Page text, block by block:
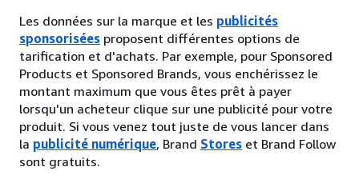
Les données sur la marque et les publicités
sponsorisées proposent différentes options de
tarification et d'achats. Par exemple, pour Sponsored
Products et Sponsored Brands, vous enchérissez le
montant maximum que vous êtes prêt à payer
lorsqu'un acheteur clique sur une publicité pour votre
produit. Si vous venez tout juste de vous lancer dans
la publicité numérique, Brand Stores et Brand Follow
sont gratuits.